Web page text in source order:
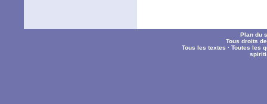
Plan du
Tous droits
Tous les textes ·Toutes les